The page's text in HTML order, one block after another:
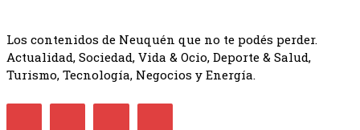
Los contenidos de Neuquén que no te podés perder.
Actualidad, Sociedad, Vida & Ocio, Deporte & Salud,
Turismo, Tecnología, Negocios y Energía.